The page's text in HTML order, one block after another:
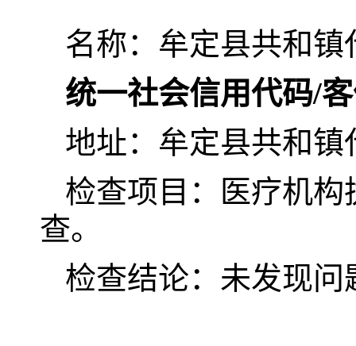
名称：牟定县共和镇
统一社会信用代码/
地址：牟定县共和镇
检查项目：医疗机
查。
检查结论：未发现问